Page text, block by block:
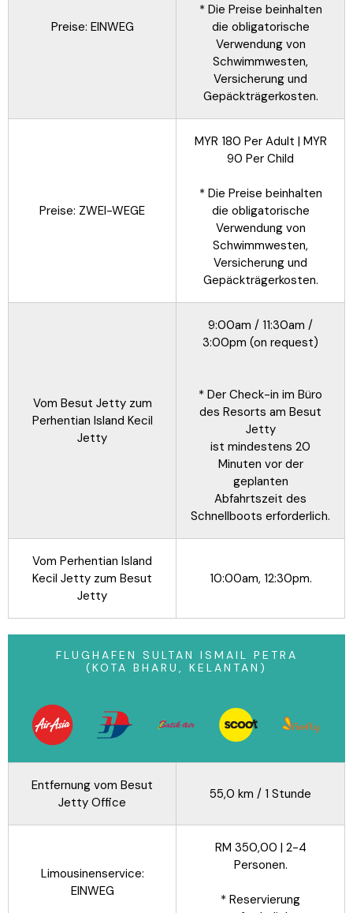
Preise: EINWEG
* Die Preise beinhalten
die obligatorische
Verwendung von
Schwimmwesten,
Versicherung und
Gepäckträgerkosten.
Preise: ZWEI-WEGE
MYR 180 Per Adult | MYR
90 Per Child
* Die Preise beinhalten
die obligatorische
Verwendung von
Schwimmwesten,
Versicherung und
Gepäckträgerkosten.
Vom Besut Jetty zum
Perhentian Island Kecil
Jetty
9:00am / 11:30am /
3:00pm (on request)
* Der Check-in im Büro
des Resorts am Besut
Jetty
ist mindestens 20
Minuten vor der
geplanten
Abfahrtszeit des
Schnellboots erforderlich.
Vom Perhentian Island
Kecil Jetty zum Besut
Jetty
10:00am, 12:30pm.
FLUGHAFEN SULTAN ISMAIL PETRA
(KOTA BHARU, KELANTAN)
Entfernung vom Besut
Jetty Office
55,0 km / 1 Stunde
Limousinenservice:
EINWEG
RM 350,00 | 2-4
Personen.
* Reservierung